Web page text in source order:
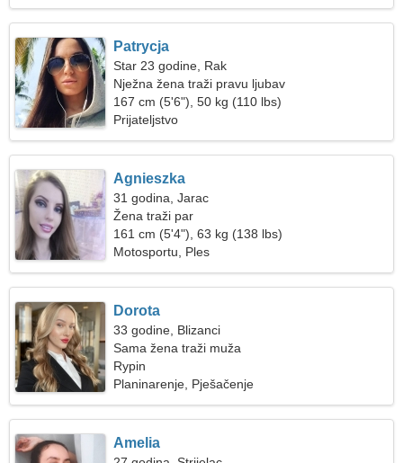
Patrycja
Star 23 godine, Rak
Nježna žena traži pravu ljubav
167 cm (5'6"), 50 kg (110 lbs)
Prijateljstvo
Agnieszka
31 godina, Jarac
Žena traži par
161 cm (5'4"), 63 kg (138 lbs)
Motosportu, Ples
Dorota
33 godine, Blizanci
Sama žena traži muža
Rypin
Planinarenje, Pješačenje
Amelia